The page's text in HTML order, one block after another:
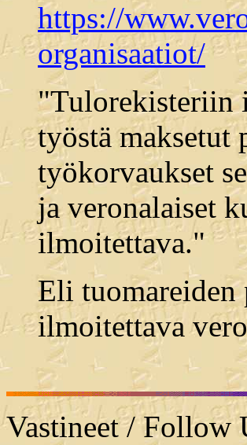
https://
organisaatiot/
"Tulorekisteriin
työstä
työkorvaukset
ja veronalaiset
ilmoitettava."
Eli tuomareiden
ilmoitettava
Vastineet / Follow